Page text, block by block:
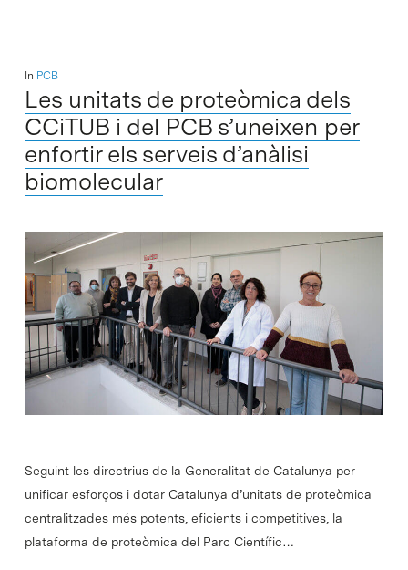
In PCB
Les unitats de proteòmica dels
CCiTUB i del PCB s’uneixen per
enfortir els serveis d’anàlisi
biomolecular
Seguint les directrius de la Generalitat de Catalunya per
unificar esforços i dotar Catalunya d’unitats de proteòmica
centralitzades més potents, eficients i competitives, la
plataforma de proteòmica del Parc Científic…